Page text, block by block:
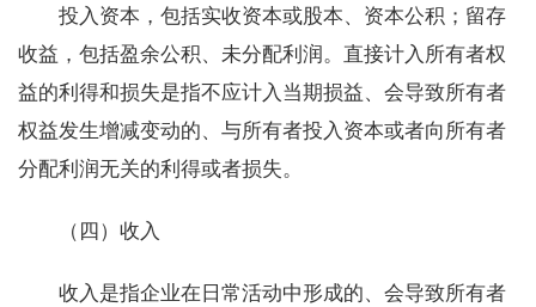
投入资本，包括实收资本或股本、资本公积；留存
收益，包括盈余公积、未分配利润。直接计入所有者权
益的利得和损失是指不应计入当期损益、会导致所有者
权益发生增减变动的、与所有者投入资本或者向所有者
分配利润无关的利得或者损失。
（四）收入
收入是指企业在日常活动中形成的、会导致所有者